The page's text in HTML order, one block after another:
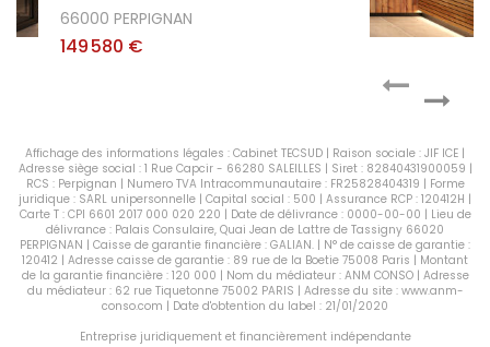
66000 PERPIGNAN
149 580 €
Affichage des informations légales : Cabinet TECSUD | Raison sociale : JIF ICE |
Adresse siège social : 1 Rue Capcir - 66280 SALEILLES | Siret : 82840431900059 |
RCS : Perpignan | Numero TVA Intracommunautaire : FR25828404319 | Forme
juridique : SARL unipersonnelle | Capital social : 500 | Assurance RCP : 120412H |
Carte T : CPI 6601 2017 000 020 220 | Date de délivrance : 0000-00-00 | Lieu de
délivrance : Palais Consulaire, Quai Jean de Lattre de Tassigny 66020
PERPIGNAN | Caisse de garantie financière : GALIAN. | N° de caisse de garantie :
120412 | Adresse caisse de garantie : 89 rue de la Boetie 75008 Paris | Montant
de la garantie financière : 120 000 | Nom du médiateur : ANM CONSO | Adresse
du médiateur : 62 rue Tiquetonne 75002 PARIS | Adresse du site : www.anm-
conso.com | Date d'obtention du label : 21/01/2020
Entreprise juridiquement et financièrement indépendante